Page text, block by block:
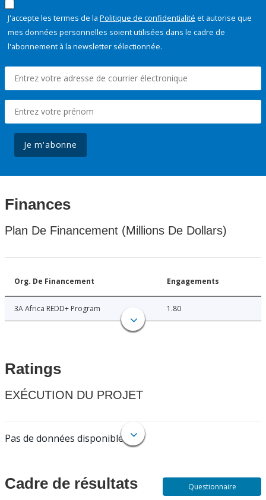
J'accepte les termes de la Politique de confidentialité et autorise que
mes données personnelles soient utilisées dans le cadre de
l'abonnement à la newsletter sélectionnée.
Je m'abonne
Finances
Plan De Financement (Millions De Dollars)
Org. De Financement Engagements
3A Africa REDD+ Program 1.80
Ratings
EXÉCUTION DU PROJET
Pas de données disponibles.
Cadre de résultats Questionnaire